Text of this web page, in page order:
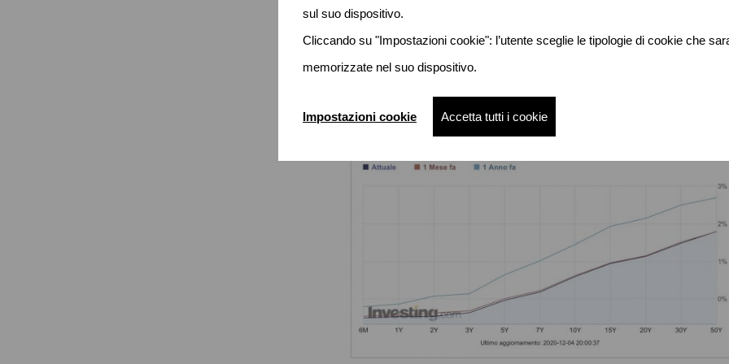
sul suo dispositivo.
Cliccando su "Impostazioni cookie": l’utente sceglie le tipologie di cookie che
memorizzate nel suo dispositivo.
Impostazioni cookie Accetta tutti i cookie